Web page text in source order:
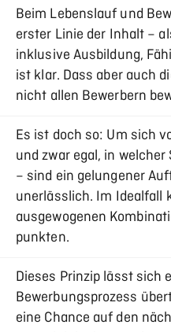
Beim Lebenslauf und
erster Linie der Inhalt –
inklusive Ausbildung,
ist klar. Dass aber auch
nicht allen Bewerbern
Es ist doch so: Um sich
und zwar egal, in
– sind ein gelungener
unerlässlich. Im Idealfall
ausgewogenen
punkten.
Dieses Prinzip lässt sich
Bewerbungsprozess
eine Chance auf den